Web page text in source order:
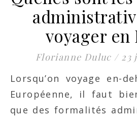
voyager en
Florianne Duluc / 23
Lorsqu’on voyage en-dehors de l’Union
Européenne, il faut
que des formalités